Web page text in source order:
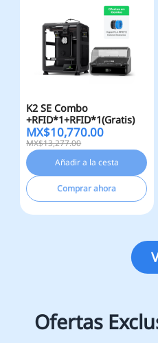
K2 SE Combo
+RFID*1+RFID*1(Gratis)
MX$10,770.00
MX$13,277.00
Añadir a la cesta
Comprar ahora